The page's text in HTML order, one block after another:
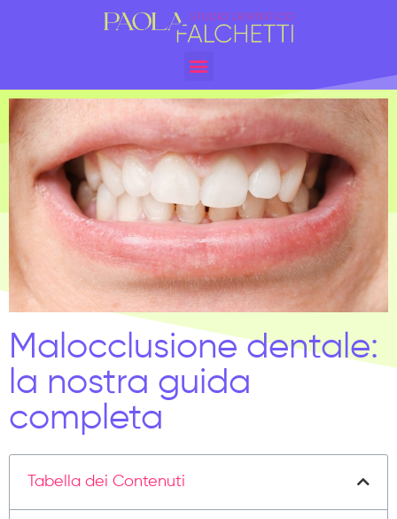
Malocclusione dentale:
la nostra guida
completa
Tabella dei Contenuti